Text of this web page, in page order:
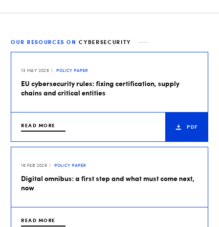
OUR RESOURCES ONCYBERSECURITY
13 MAY 2026 POLICY PAPER
EU cybersecurity rules: fixing certification, supply
chains and critical entities
READ MORE PDF
16 FEB 2026 POLICY PAPER
Digital omnibus: a first step and what must come next,
now
READ MORE